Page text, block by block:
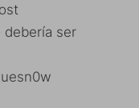
debería ser